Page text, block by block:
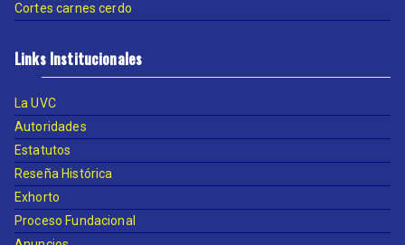
Cortes carnes cerdo
Links Institucionales
La UVC
Autoridades
Estatutos
Reseña Histórica
Exhorto
Proceso Fundacional